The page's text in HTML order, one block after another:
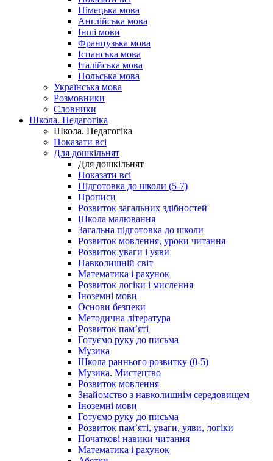
Німецька мова
Англійська мова
Інші мови
Французька мова
Іспанська мова
Італійська мова
Польська мова
Українська мова
Розмовники
Словники
Школа. Педагогіка
Школа. Педагогіка
Показати всі
Для дошкільнят
Для дошкільнят
Показати всі
Підготовка до школи (5-7)
Прописи
Розвиток загальних здібностей
Школа малювання
Загальна підготовка до школи
Розвиток мовлення, уроки читання
Розвиток уваги і уяви
Навколишній світ
Математика і рахунок
Розвиток логіки і мислення
Іноземні мови
Основи безпеки
Методична література
Розвиток пам’яті
Готуємо руку до письма
Музика
Школа раннього розвитку (0-5)
Музика. Мистецтво
Розвиток мовлення
Знайомство з навколишнім середовищем
Іноземні мови
Готуємо руку до письма
Розвиток пам’яті, уваги, уяви, логіки
Початкові навики читання
Математика і рахунок